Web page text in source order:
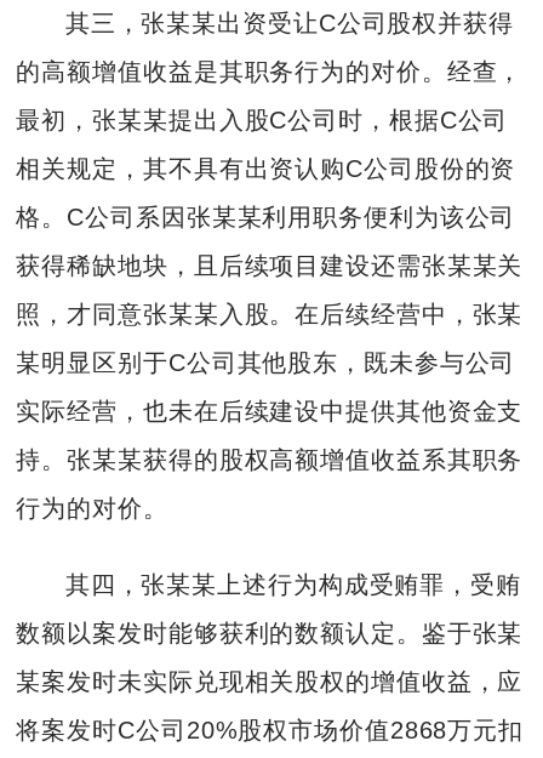
其三，张某某出资受让C公司股权并获得
的高额增值收益是其职务行为的对价。经查，
最初，张某某提出入股C公司时，根据C公司
相关规定，其不具有出资认购C公司股份的资
格。C公司系因张某某利用职务便利为该公司
获得稀缺地块，且后续项目建设还需张某某关
照，才同意张某某入股。在后续经营中，张某
某明显区别于C公司其他股东，既未参与公司
实际经营，也未在后续建设中提供其他资金支
持。张某某获得的股权高额增值收益系其职务
行为的对价。
其四，张某某上述行为构成受贿罪，受贿
数额以案发时能够获利的数额认定。鉴于张某
某案发时未实际兑现相关股权的增值收益，应
将案发时C公司20%股权市场价值2868万元扣